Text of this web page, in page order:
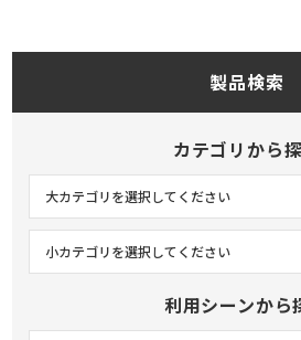
製品検索
カテゴリから
利用シーンから